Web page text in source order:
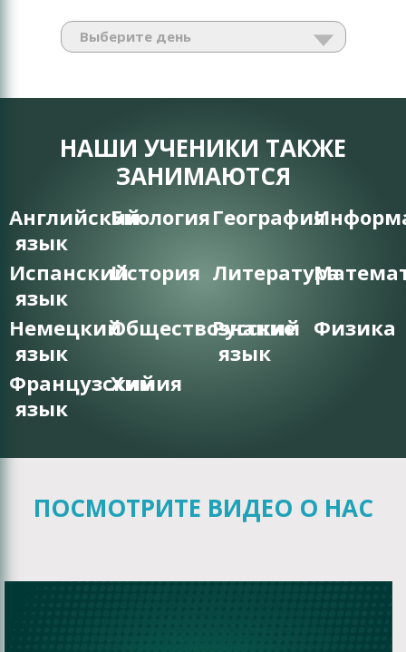
НАШИ УЧЕНИКИ ТАКЖЕ
ЗАНИМАЮТСЯ
Английский
язык
БиологияГеография
Испанский
язык
История Литература
Немецкий
язык
Обществознание
Русский
язык
Физика
Французский
язык
Химия
ПОСМОТРИТЕ ВИДЕО О НАС